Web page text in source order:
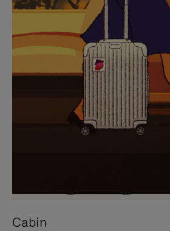
SUR
POUR
METTRE
PAUSE
VEUILLEZ
CLIQUER
POUR
RÉACTIVER
LE
SON
Cabin